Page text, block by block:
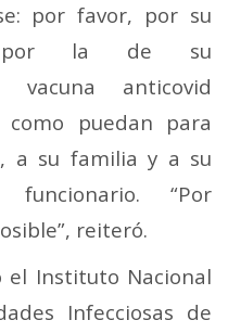
por favor, por su
por la de su
anticovid
puedan para
a su familia y a su
“Por
reiteró.
el Instituto Nacional
Infecciosas de